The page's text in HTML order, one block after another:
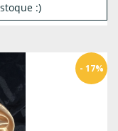
:)
- 17%